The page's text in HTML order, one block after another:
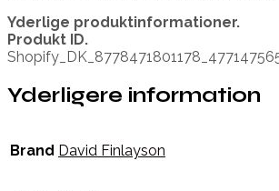
Yderlige produktinformationer.
Produkt ID.
Yderligere information
Brand David Finlayson